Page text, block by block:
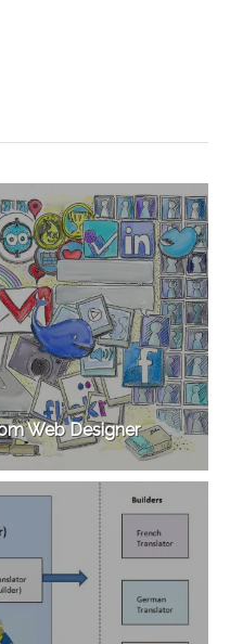
Web Designer